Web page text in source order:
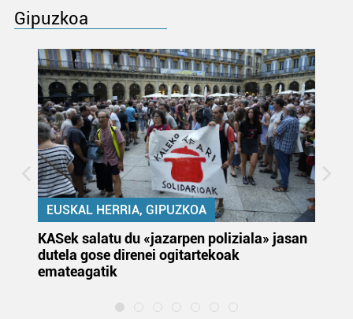
Gipuzkoa
EUSKAL HERRIA, GIPUZKOA
KASek salatu du «jazarpen poliziala» jasan
dutela gose direnei ogitartekoak
emateagatik